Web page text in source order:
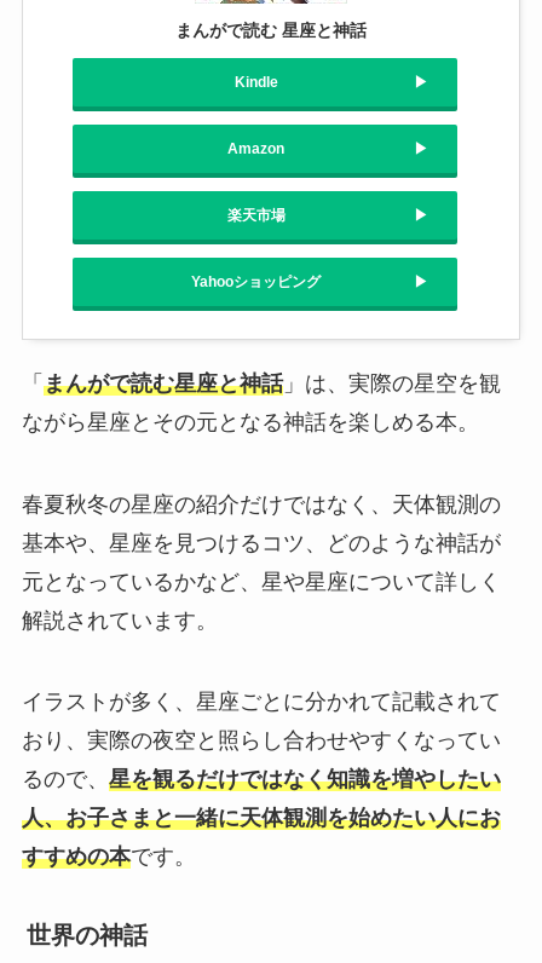
まんがで読む 星座と神話
Kindle
Amazon
楽天市場
Yahooショッピング
「 まんがで読む星座と神話」は、実際の星空を観
ながら星座とその元となる神話を楽しめる本。
春夏秋冬の星座の紹介だけではなく、天体観測の
基本や、星座を見つけるコツ、どのような神話が
元となっているかなど、星や星座について詳しく
解説されています。
イラストが多く、星座ごとに分かれて記載されて
おり、実際の夜空と照らし合わせやすくなってい
るので、 星を観るだけではなく知識を増やしたい
人、お子さまと一緒に天体観測を始めたい人にお
すすめの本です。
世界の神話